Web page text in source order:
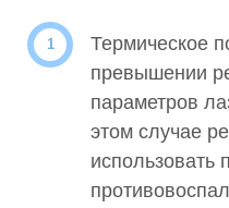
Термическое
превышении
параметров
этом случае
использовать